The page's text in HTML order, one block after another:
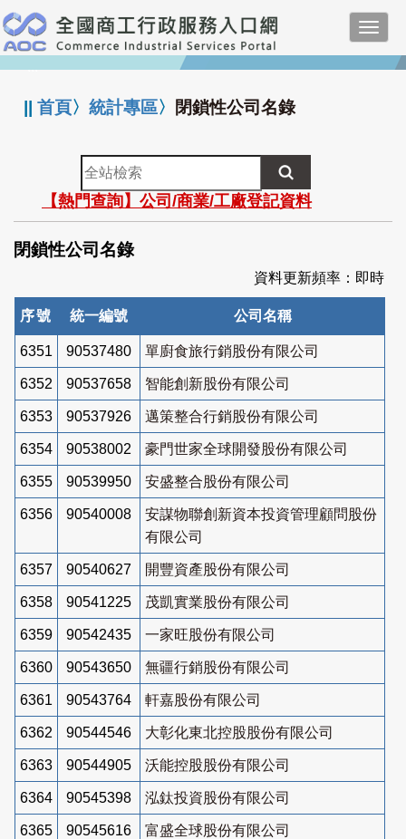
跳
到
主
要
:::
||首頁〉統計專區〉 閉鎖性公司名錄
全
站
檢
索
【熱門查詢】公司/商業/工廠登記資料
閉鎖性公司名錄
資料更新頻率：即時
序號 統一編號 公司名稱
6351 90537480 單廚食旅行銷股份有限公司
6352 90537658 智能創新股份有限公司
6353 90537926 邁策整合行銷股份有限公司
6354 90538002 豪門世家全球開發股份有限公司
6355 90539950 安盛整合股份有限公司
6356 90540008
安謀物聯創新資本投資管理顧問股份
有限公司
6357 90540627 開豐資產股份有限公司
6358 90541225 茂凱實業股份有限公司
6359 90542435 一家旺股份有限公司
6360 90543650 無疆行銷股份有限公司
6361 90543764 軒嘉股份有限公司
6362 90544546 大彰化東北控股股份有限公司
6363 90544905 沃能控股股份有限公司
6364 90545398 泓鈦投資股份有限公司
6365 90545616 富盛全球股份有限公司